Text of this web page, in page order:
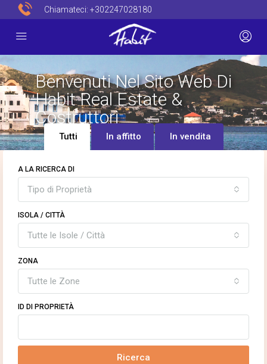
Chiamateci: +302247028180
Benvenuti Nel Sito Web Di
Habit Real Estate &
Costruttori
Tutti In affitto In vendita
A LA RICERCA DI
Tipo di Proprietà
ISOLA / CITTÀ
Tutte le Isole / Città
ZONA
Tutte le Zone
ID DI PROPRIETÀ
Ricerca